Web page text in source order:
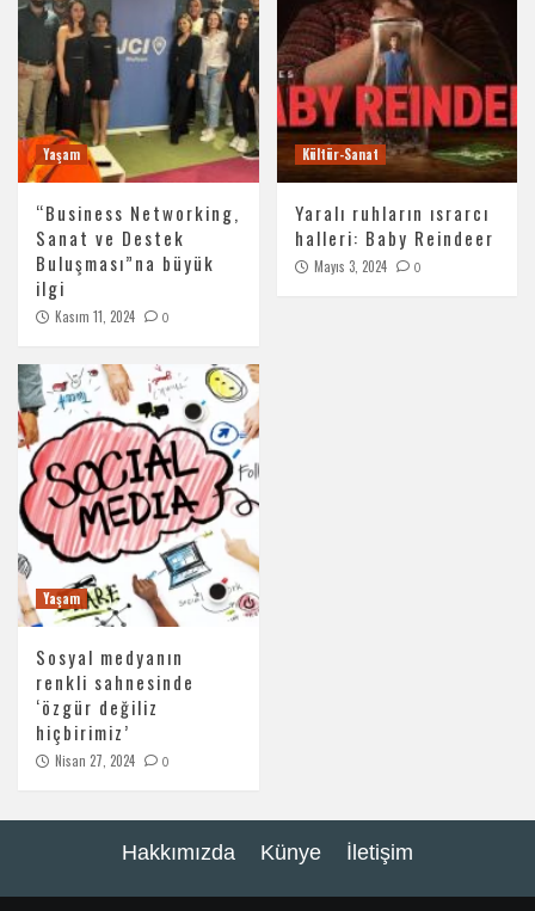
Yaşam
“Business Networking,
Sanat ve Destek
Buluşması”na büyük
ilgi
Kasım 11, 2024 0
Kültür-Sanat
Yaralı ruhların ısrarcı
halleri: Baby Reindeer
Mayıs 3, 2024 0
Yaşam
Sosyal medyanın
renkli sahnesinde
‘özgür değiliz
hiçbirimiz’
Nisan 27, 2024 0
Hakkımızda Künye İletişim